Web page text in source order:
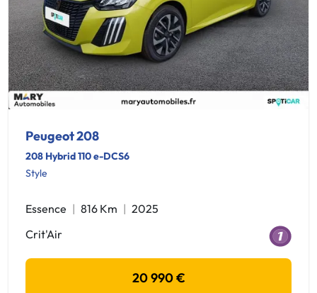
Peugeot 208
208 Hybrid 110 e-DCS6
Style
Essence 816 Km
2025
Crit'Air
20 990 €